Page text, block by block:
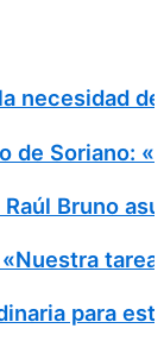
necesidad
de Soriano:
Bruno
para